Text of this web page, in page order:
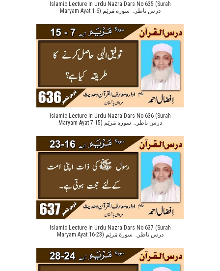
Islamic Lecture In Urdu Nazra Dars No 635 (Surah
Maryam Ayat 1-6) درس ناظرہ سورة مَریَم
Islamic Lecture In Urdu Nazra Dars No 636 (Surah
Maryam Ayat 7-15) درس ناظرہ سورة مَریَم
Islamic Lecture In Urdu Nazra Dars No 637 (Surah
Maryam Ayat 16-23) درس ناظرہ سورة مَریَم